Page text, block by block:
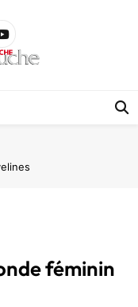
féminin